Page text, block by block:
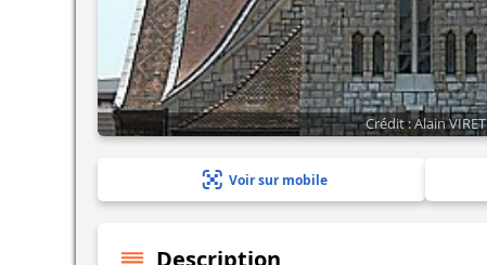
Crédit : Alain VIRET
Voir sur mobile
Description